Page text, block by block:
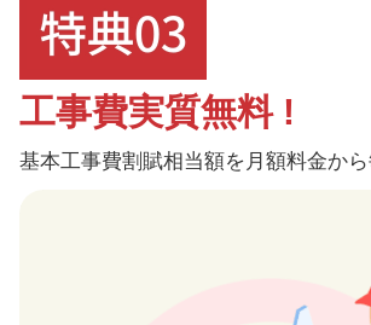
工事費実質無料 !
基本工事費割賦相当額を月額料金から